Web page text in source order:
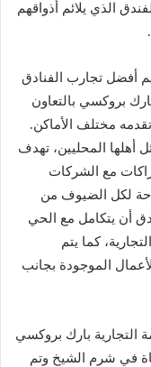
الذي يلائم أذواقهم
أفضل تجارب الفنادق
بروكسي بالتعاون
مختلف الأماكن.
أهلها المحليين، تهدف
مع الشركات
لكل الضيوف من
أن يتكامل مع الحي
كما يتم
الموجودة بجانب
التجارية بارك بروكسي
في شرم الشيخ وتم